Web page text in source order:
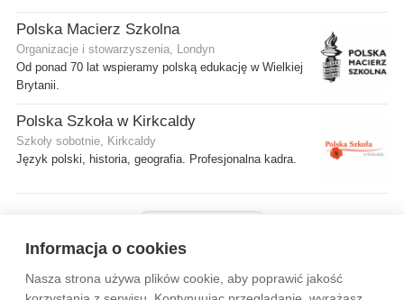
Informacja o cookies
Nasza strona używa plików cookie, aby poprawić jakość
Polska Macierz Szkolna
Organizacje i stowarzyszenia, Londyn
Od ponad 70 lat wspieramy polską edukację w Wielkiej
Brytanii.
Polska Szkoła w Kirkcaldy
Szkoły sobotnie, Kirkcaldy
Język polski, historia, geografia. Profesjonalna kadra.
Wytyczne dla społeczności Regulamin Prywatność